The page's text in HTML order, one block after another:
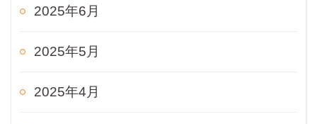
2025年6月
2025年5月
2025年4月